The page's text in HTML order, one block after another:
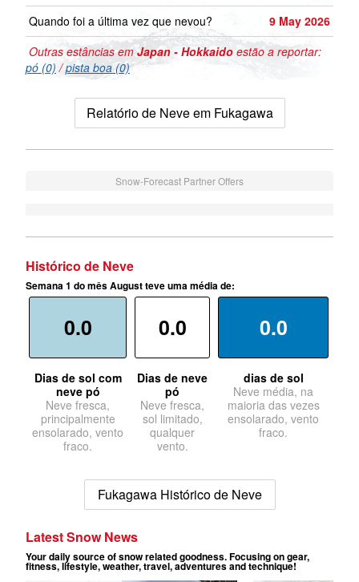
Quando foi a última vez que nevou?
9 May 2026
Outras estâncias emJapan - Hokkaido estão a reportar:
pó (0) /pista boa (0)
Relatório de Neve em Fukagawa
Snow-Forecast Partner Offers
Histórico de Neve
Semana 1 do mês August teve uma média de:
0.0
Dias de sol com
neve pó
Neve fresca,
principalmente
ensolarado, vento
fraco.
0.0
Dias de neve
pó
Neve fresca,
sol limitado,
qualquer
vento.
0.0
dias de sol
Neve média, na
maioria das vezes
ensolarado, vento
fraco.
Fukagawa Histórico de Neve